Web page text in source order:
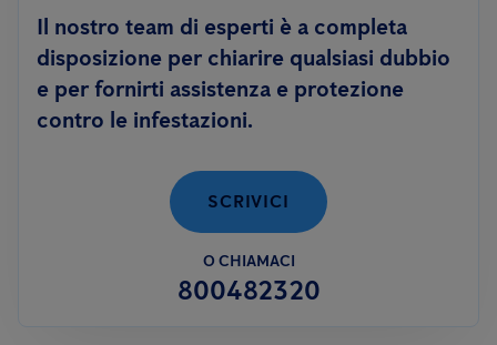
il rispetto degli standard igienico-sanitari.
Il nostro team di esperti è a completa
disposizione per chiarire qualsiasi dubbio
e per fornirti assistenza e protezione
contro le infestazioni.
SCRIVICI
O CHIAMACI
800482320